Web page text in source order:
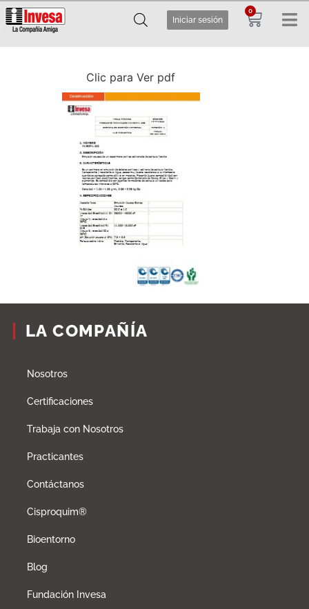
Iniciar sesión
0
Clic para Ver pdf
LA COMPAÑÍA
Nosotros
Certificaciones
Trabaja con Nosotros
Practicantes
Contáctanos
Cisproquim®
Bioentorno
Blog
Fundación Invesa